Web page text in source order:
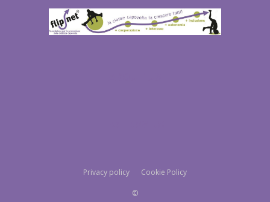
Privacy policy Cookie Policy
©